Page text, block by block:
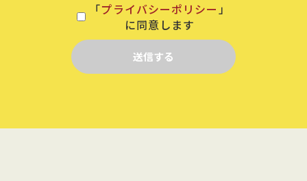
「プライバシーポリシー 」
に同意します
送信する